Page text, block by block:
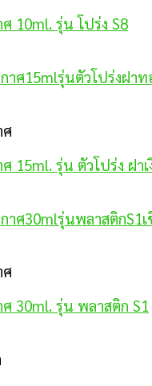
10ml. รุ่น โปร่ง S8
15ml. รุ่น ตัวโปร่ง ฝา
30ml. รุ่น พลาสติก S1